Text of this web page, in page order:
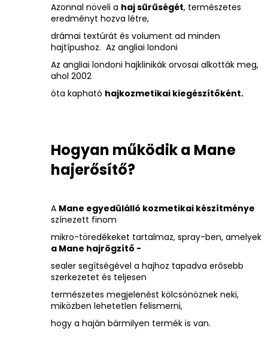
Azonnal növeli a haj sűrűségét, természetes
eredményt hozva létre,
drámai textúrát és volument ad minden
hajtípushoz. Az angliai londoni
Az angliai londoni hajklinikák orvosai alkották meg,
ahol 2002
óta kapható hajkozmetikai kiegészítőként.
Hogyan működik a Mane
hajerősítő?
A Mane egyedülálló kozmetikai készítménye
színezett finom
mikro-töredékeket tartalmaz, spray-ben, amelyek
a Mane hajrögzítő -
sealer segítségével a hajhoz tapadva erősebb
szerkezetet és teljesen
természetes megjelenést kölcsönöznek neki,
miközben lehetetlen felismerni,
hogy a haján bármilyen termék is van.